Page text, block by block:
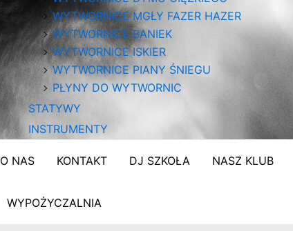
WYTWORNICE MGŁY FAZER HAZER
WYTWORNICE BANIEK
WYTWORNICE ISKIER
WYTWORNICE PIANY ŚNIEGU
PŁYNY DO WYTWORNIC
STATYWY
INSTRUMENTY
O NAS KONTAKT DJ SZKOŁA NASZ KLUB
WYPOŻYCZALNIA